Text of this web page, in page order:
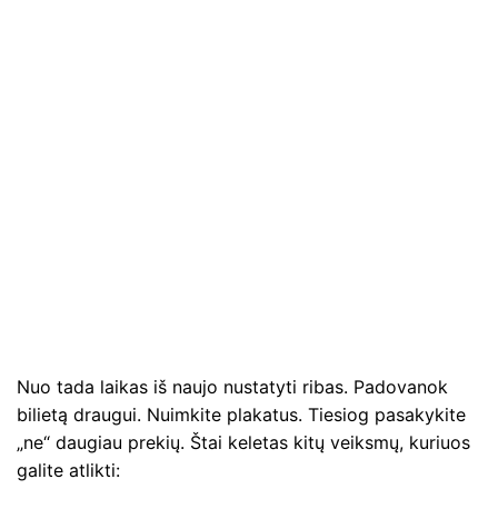
Nuo tada laikas iš naujo nustatyti ribas. Padovanok
bilietą draugui. Nuimkite plakatus. Tiesiog pasakykite
„ne“ daugiau prekių. Štai keletas kitų veiksmų, kuriuos
galite atlikti: